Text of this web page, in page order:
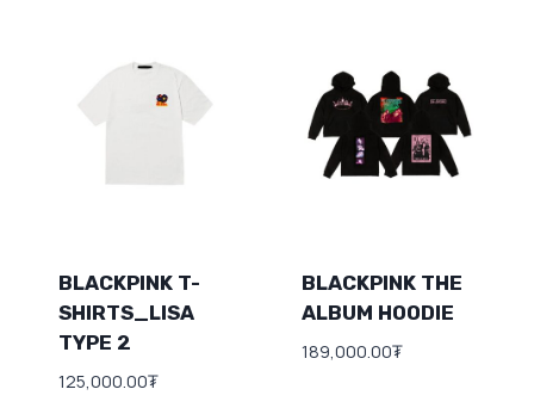
BLACKPINK T-
SHIRTS_LISA
TYPE 2
125,000.00₮
BLACKPINK THE
ALBUM HOODIE
189,000.00₮